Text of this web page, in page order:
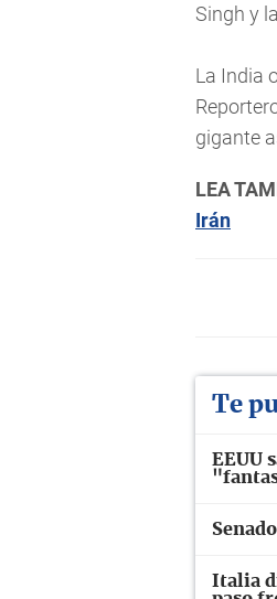
Singh y
La India
gigante
LEA
Irán
Te
EEUU
Italia